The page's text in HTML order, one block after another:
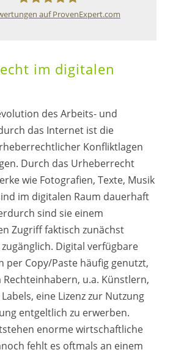
auf ProvenExpert.com
im digitalen
des Arbeits- und
das Internet ist die
Konfliktlagen
Durch das Urheberrecht
wie Fotografien, Texte, Musik
im digitalen Raum dauerhaft
sind sie einem
Zugriff faktisch zunächst
Digital verfügbare
per Copy/Paste häufig genutzt,
u.a. Künstlern,
eine Lizenz zur Nutzung
entgeltlich zu erwerben.
enorme wirtschaftliche
fehlt es oftmals an einem